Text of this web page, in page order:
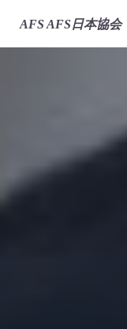
AFS AFS日本協会